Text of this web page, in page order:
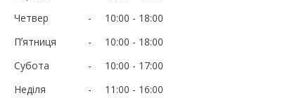
Четвер
10:00
18:00
Пʼятниця
10:00
18:00
Субота
10:00
17:00
Неділя
11:00 16:00